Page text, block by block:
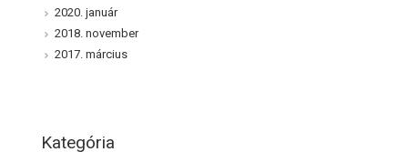
2020. január
2018. november
2017. március
Kategória